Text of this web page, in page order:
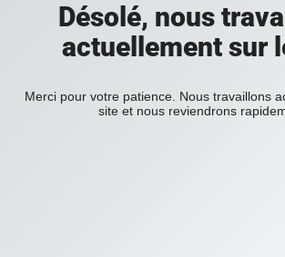
Désolé, nous
actuellement sur
Merci pour votre patience. Nous travaillons
site et nous reviendrons